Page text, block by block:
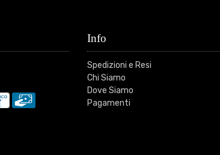
Info
Spedizioni e Resi
Chi Siamo
Dove Siamo
Pagamenti